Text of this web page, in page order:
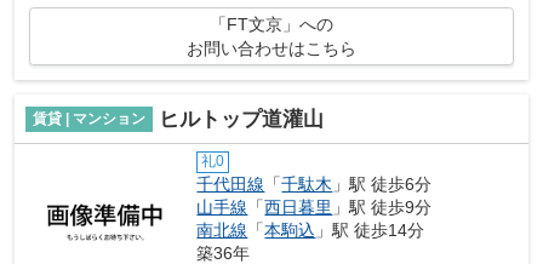
「FT文京」への
お問い合わせはこちら
賃貸 | マンション ヒルトップ道灌山
礼0
千代田線 「千駄木 」駅 徒歩6分
山手線 「西日暮里 」駅 徒歩9分
南北線 「本駒込 」駅 徒歩14分
築36年